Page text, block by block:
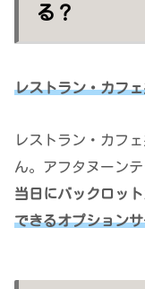
る？
レストラン・カフ
レストラン・カフ
ん。アフタヌーン
当日にバックロット
できるオプション